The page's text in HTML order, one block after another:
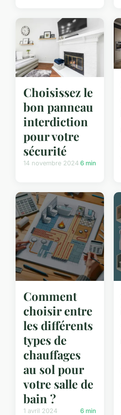
Choisissez le
bon panneau
interdiction
pour votre
sécurité
14 novembre 2024 6 min
Comment
choisir entre
les différents
types de
chauffages
au sol pour
votre salle de
bain ?
1 avril 2024 6 min